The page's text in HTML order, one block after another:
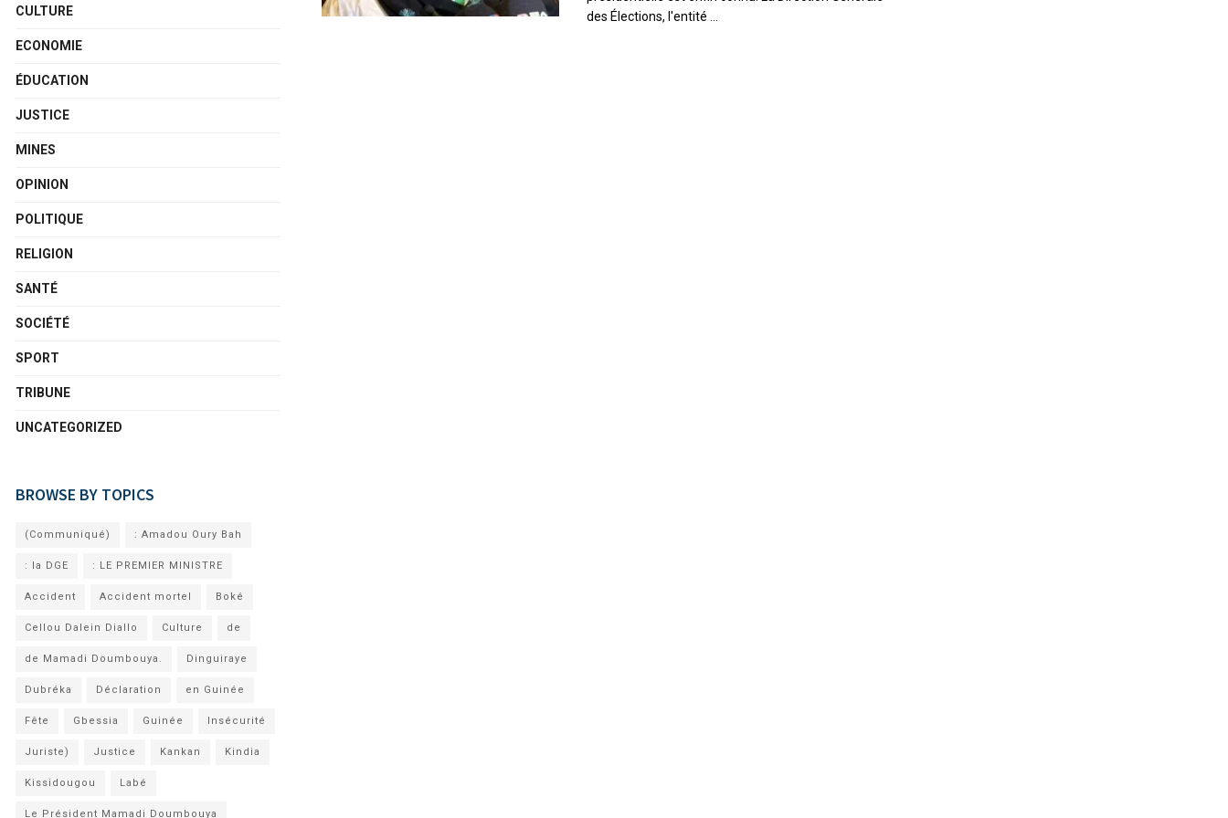
des Élections, l'entité ...
CULTURE
ECONOMIE
ÉDUCATION
JUSTICE
MINES
OPINION
POLITIQUE
RELIGION
SANTÉ
SOCIÉTÉ
SPORT
TRIBUNE
UNCATEGORIZED
BROWSE BY TOPICS
(Communiqué) : Amadou Oury Bah
: la DGE : LE PREMIER MINISTRE
Accident Accident mortel Boké
Cellou Dalein Diallo Culture de
de Mamadi Doumbouya. Dinguiraye
Dubréka Déclaration en Guinée
Fête Gbessia Guinée Insécurité
Juriste) Justice Kankan Kindia
Kissidougou Labé
Le Président Mamadi Doumbouya